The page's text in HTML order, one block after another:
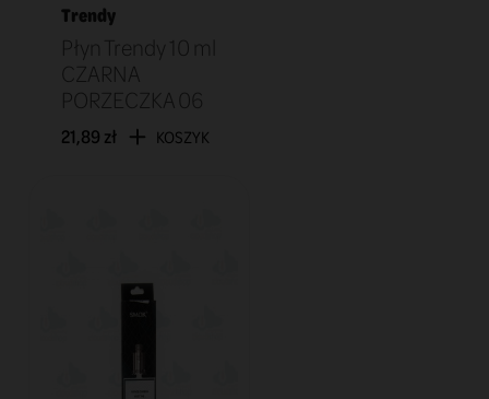
Trendy
Płyn Trendy 10 ml
CZARNA
PORZECZKA 06
21,89 zł KOSZYK